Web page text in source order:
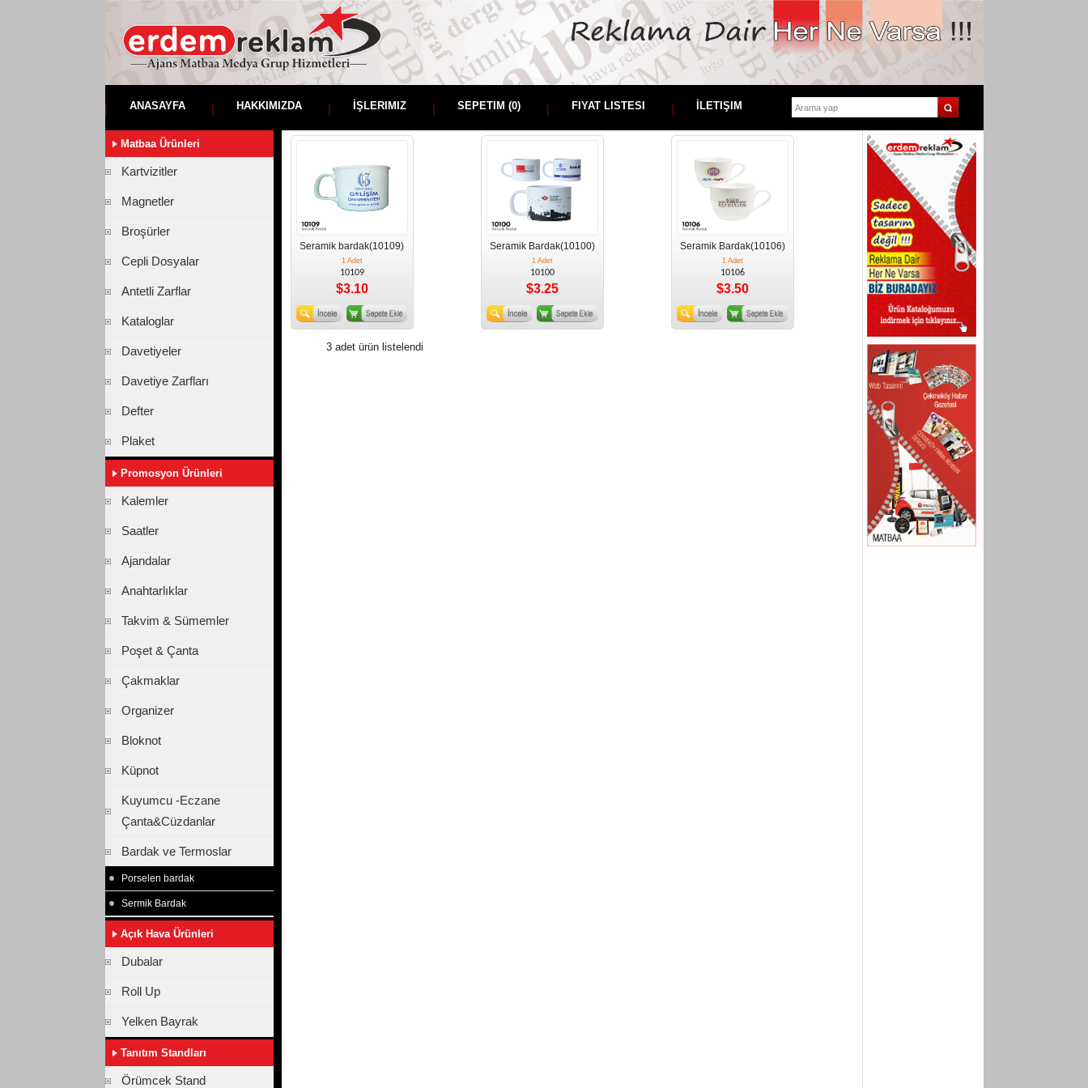
ANASAYFA HAKKIMIZDA İŞLERIMIZ SEPETIM (0) FIYAT LISTESI İLETIŞIM
Matbaa Ürünleri
Kartvizitler
Magnetler
Broşürler
Cepli Dosyalar
Antetli Zarflar
Kataloglar
Davetiyeler
Davetiye Zarfları
Defter
Plaket
Promosyon Ürünleri
Kalemler
Saatler
Ajandalar
Anahtarlıklar
Takvim & Sümemler
Poşet & Çanta
Çakmaklar
Organizer
Bloknot
Küpnot
Kuyumcu -Eczane
Çanta&Cüzdanlar
Bardak ve Termoslar
Porselen bardak
Sermik Bardak
Açık Hava Ürünleri
Dubalar
Roll Up
Yelken Bayrak
Tanıtım Standları
Örümcek Stand
Seramik bardak(10109)
1 Adet
10109
$3.10
Seramik Bardak(10100)
1 Adet
10100
$3.25
Seramik Bardak(10106)
1 Adet
10106
$3.50
3 adet ürün listelendi